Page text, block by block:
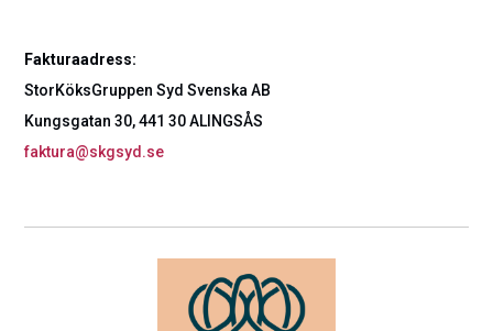
Fakturaadress:
StorKöksGruppen Syd Svenska AB
Kungsgatan 30, 441 30 ALINGSÅS
faktura@skgsyd.se